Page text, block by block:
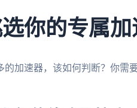
你的专属
的加速器，该如何判断？你需